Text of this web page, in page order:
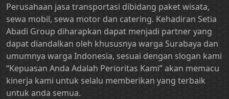
Perusahaan jasa transportasi dibidang paket wisata,
sewa mobil, sewa motor dan catering. Kehadiran Setia
Abadi Group diharapkan dapat menjadi partner yang
dapat diandalkan oleh khususnya warga Surabaya dan
umumnya warga Indonesia, sesuai dengan slogan kami
“Kepuasan Anda Adalah Perioritas Kami” akan memacu
kinerja kami untuk selalu memberikan yang terbaik
untuk anda semua.